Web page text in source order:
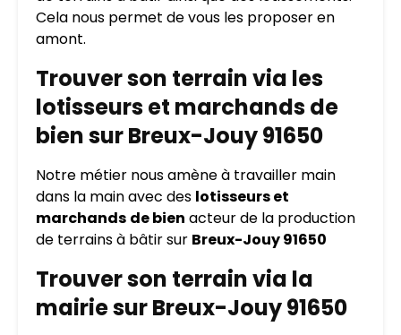
Cela nous permet de vous les proposer en
amont.
Trouver son terrain via les
lotisseurs et marchands de
bien sur Breux-Jouy 91650
Notre métier nous amène à travailler main
dans la main avec des lotisseurs et
marchands de bien acteur de la production
de terrains à bâtir sur Breux-Jouy 91650
Trouver son terrain via la
mairie sur Breux-Jouy 91650